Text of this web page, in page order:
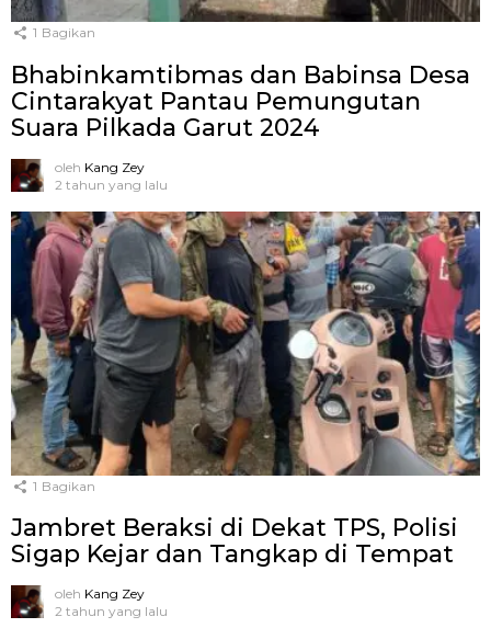
1 Bagikan
Bhabinkamtibmas dan Babinsa Desa
Cintarakyat Pantau Pemungutan
Suara Pilkada Garut 2024
oleh Kang Zey
2 tahun yang lalu
1 Bagikan
Jambret Beraksi di Dekat TPS, Polisi
Sigap Kejar dan Tangkap di Tempat
oleh Kang Zey
2 tahun yang lalu